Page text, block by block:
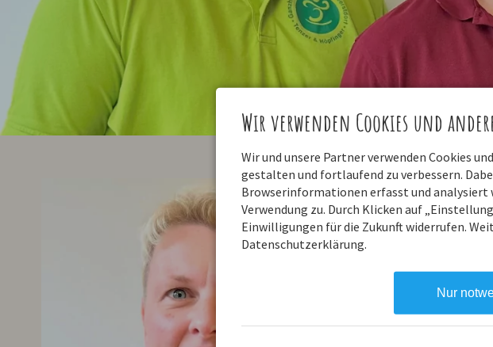
Wir verwenden Cookies und
Wir und unsere Partner verwenden Cookies
gestalten und fortlaufend zu verbessern.
Browserinformationen erfasst und analysiert
Verwendung zu. Durch Klicken auf
Einwilligungen für die Zukunft widerrufen.
Datenschutzerklärung.
Nur